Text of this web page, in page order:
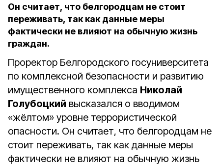
Он считает, что белгородцам не стоит
переживать, так как данные меры
фактически не влияют на обычную жизнь
граждан.
Проректор Белгородского госуниверситета
по комплексной безопасности и развитию
имущественного комплекса Николай
Голубоцкий высказался о вводимом
«жёлтом» уровне террористической
опасности. Он считает, что белгородцам не
стоит переживать, так как данные меры
фактически не влияют на обычную жизнь